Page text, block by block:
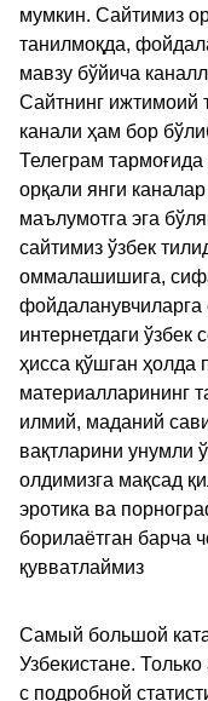
мумкин. Сайтимиз
танилмоқда,
мавзу бўйича
Сайтнинг ижтимоий
канали ҳам бор
Телеграм
орқали янги
маълумотга эга
сайтимиз ўзбек
оммалашишига,
интернетдаги ўзбек
ҳисса қўшган ҳолда
материалларининг
илмий, маданий
вақтларини унумли
олдимизга мақсад
эротика ва
борилаётган барча
қувватлаймиз
Самый большой
Узбекистане.
с подробной